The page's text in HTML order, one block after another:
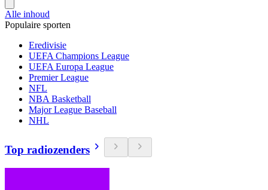
Alle inhoud
Populaire sporten
Eredivisie
UEFA Champions League
UEFA Europa League
Premier League
NFL
NBA Basketball
Major League Baseball
NHL
Top radiozenders